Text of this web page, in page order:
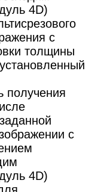
4D)
с
толщины
получения
с
4D)